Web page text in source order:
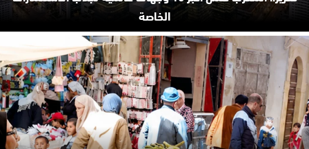
الخاصة